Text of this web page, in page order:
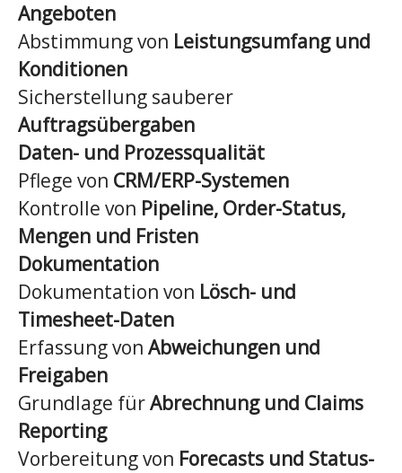
Angeboten
Abstimmung von Leistungsumfang und
Konditionen
Sicherstellung sauberer
Auftragsübergaben
Daten- und Prozessqualität
Pflege von CRM/ERP-Systemen
Kontrolle von Pipeline, Order-Status,
Mengen und Fristen
Dokumentation
Dokumentation von Lösch- und
Timesheet-Daten
Erfassung von Abweichungen und
Freigaben
Grundlage fürAbrechnung und Claims
Reporting
Vorbereitung von Forecasts und Status-